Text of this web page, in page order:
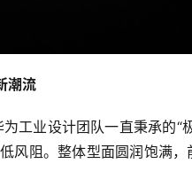
潮流
工业设计团队一直秉承的“
风阻。整体型面圆润饱满